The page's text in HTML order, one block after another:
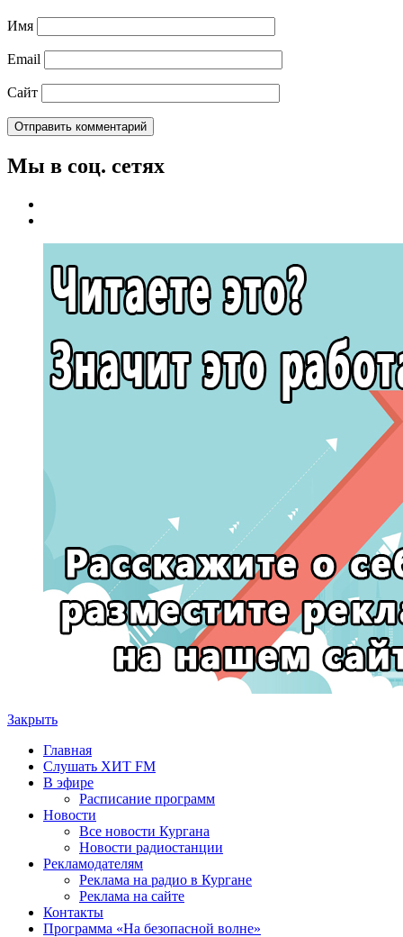
Имя
Email
Сайт
Мы в соц. сетях
Закрыть
Главная
Слушать ХИТ FM
В эфире
Расписание программ
Новости
Все новости Кургана
Новости радиостанции
Рекламодателям
Реклама на радио в Кургане
Реклама на сайте
Контакты
Программа «На безопасной волне»